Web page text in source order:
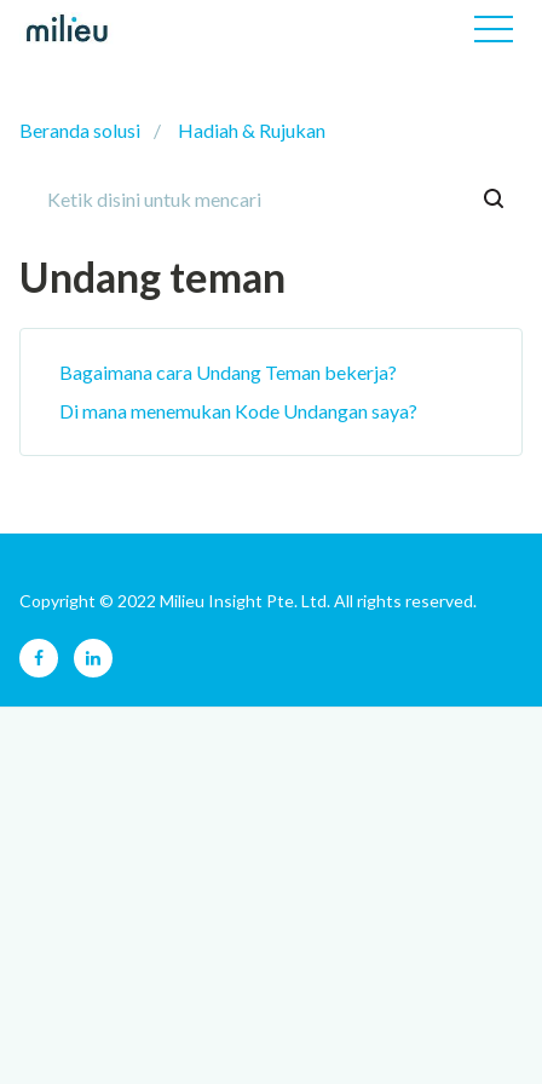
Beranda solusi Hadiah & Rujukan
Undang teman
Bagaimana cara Undang Teman bekerja?
Di mana menemukan Kode Undangan saya?
Copyright © 2022 Milieu Insight Pte. Ltd. All rights reserved.